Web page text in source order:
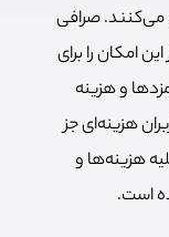
می‌کنند. صرافی
امکان را برای
و هزینه
هزینه‌ای جز
هزینه‌ها و
است.